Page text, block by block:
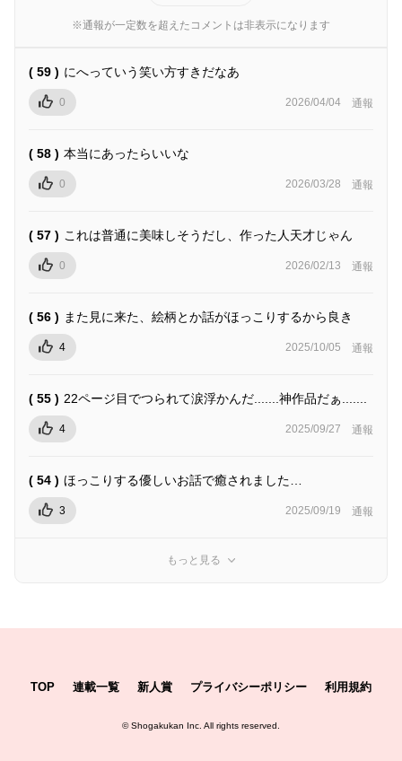
※通報が一定数を超えたコメントは非表示になります
( 59 ) にへっていう笑い方すきだなあ
0 2026/04/04 通報
( 58 ) 本当にあったらいいな
0 2026/03/28 通報
( 57 ) これは普通に美味しそうだし、作った人天才じゃん
0 2026/02/13 通報
( 56 ) また見に来た、絵柄とか話がほっこりするから良き
4 2025/10/05 通報
( 55 ) 22ページ目でつられて涙浮かんだ.......神作品だぁ.......
4 2025/09/27 通報
( 54 ) ほっこりする優しいお話で癒されました…
3 2025/09/19 通報
もっと見る
TOP 連載一覧 新人賞 プライバシーポリシー 利用規約
©Shogakukan Inc. All rights reserved.